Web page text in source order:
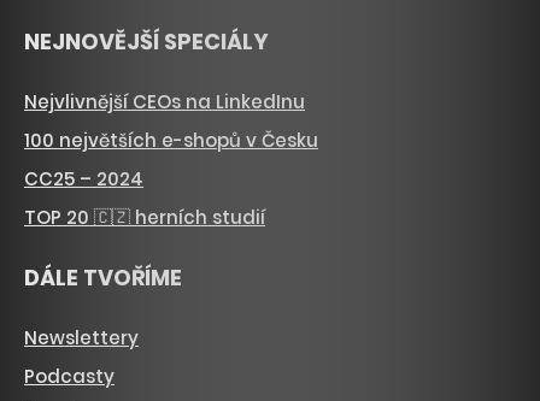
NEJNOVĚJŠÍ SPECIÁLY
Nejvlivnější CEOs na LinkedInu
100 největších e-shopů v Česku
CC25 – 2024
TOP 20 🇨🇿 herních studií
DÁLE TVOŘÍME
Newslettery
Podcasty